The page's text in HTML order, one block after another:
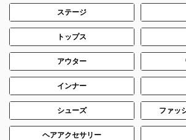
ステージ
トップス
アウター
インナー
シューズ ファッ
ヘアアクセサリー